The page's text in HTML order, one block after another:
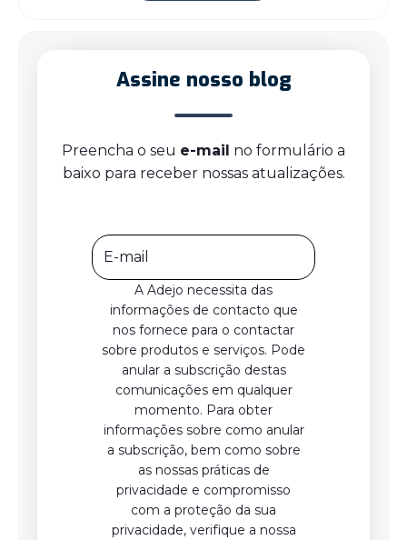
Assine nosso blog
Preencha o seu e-mail no formulário a
baixo para receber nossas atualizações.
A Adejo necessita das
informações de contacto que
nos fornece para o contactar
sobre produtos e serviços. Pode
anular a subscrição destas
comunicações em qualquer
momento. Para obter
informações sobre como anular
a subscrição, bem como sobre
as nossas práticas de
privacidade e compromisso
com a proteção da sua
privacidade, verifique a nossa